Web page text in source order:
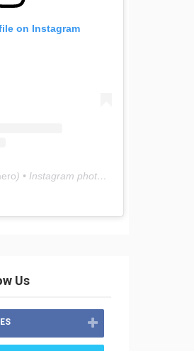
on Instagram
) • Instagram photos and videos
Us